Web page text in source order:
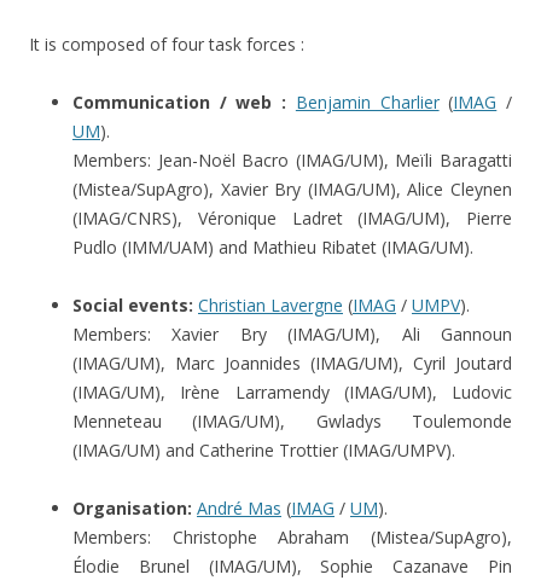
It is composed of four task forces :
Communication / web : Benjamin Charlier(IMAG /
UM).
Members: Jean-Noël Bacro (IMAG/UM), Meïli Baragatti
(Mistea/SupAgro), Xavier Bry (IMAG/UM), Alice Cleynen
(IMAG/CNRS), Véronique Ladret (IMAG/UM), Pierre
Pudlo (IMM/UAM) and Mathieu Ribatet (IMAG/UM).
Social events: Christian Lavergne (IMAG / UMPV).
Members: Xavier Bry (IMAG/UM), Ali Gannoun
(IMAG/UM), Marc Joannides (IMAG/UM), Cyril Joutard
(IMAG/UM), Irène Larramendy (IMAG/UM), Ludovic
Menneteau (IMAG/UM), Gwladys Toulemonde
(IMAG/UM) and Catherine Trottier (IMAG/UMPV).
Organisation: André Mas (IMAG / UM).
Members: Christophe Abraham (Mistea/SupAgro),
Élodie Brunel (IMAG/UM), Sophie Cazanave Pin